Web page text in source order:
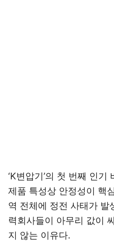
‘K변압기’의 첫 번째 인
제품 특성상 안정성이 핵
역 전체에 정전 사태가 발
력회사들이 아무리 값이
지 않는 이유다.